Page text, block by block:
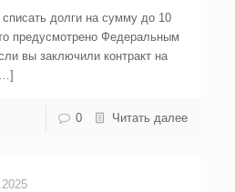
долги на сумму до 10
предусмотрено Федеральным
вы заключили контракт на
0 Читать далее